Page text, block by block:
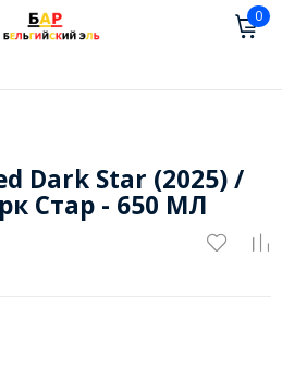
0
Dark Star (2025) /
Стар - 650 МЛ